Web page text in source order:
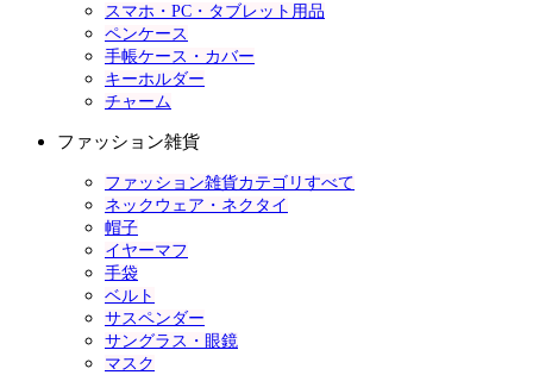
スマホ・PC・タブレット用品
ペンケース
手帳ケース・カバー
キーホルダー
チャーム
ファッション雑貨
ファッション雑貨カテゴリすべて
ネックウェア・ネクタイ
帽子
イヤーマフ
手袋
ベルト
サスペンダー
サングラス・眼鏡
マスク